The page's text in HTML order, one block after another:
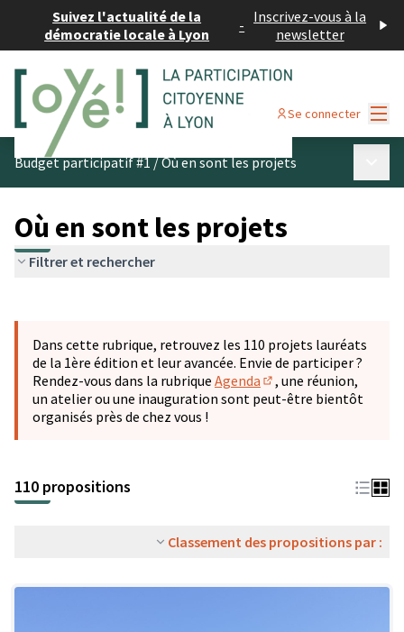
Suivez l'actualité de la
démocratie locale à Lyon
- Inscrivez-vous à la
newsletter
Se connecter
Budget participatif #1/Où en sont les projets
Où en sont les projets
Filtrer et rechercher
−
Dans cette rubrique, retrouvez les 110 projets lauréats
de la 1ère édition et leur avancée. Envie de participer ?
Rendez-vous dans la rubrique Agenda
(S'ouvre dans un
, une réunion,
un atelier ou une inauguration sont peut-être bientôt
organisés près de chez vous !
110 propositions
Classement des propositions par :